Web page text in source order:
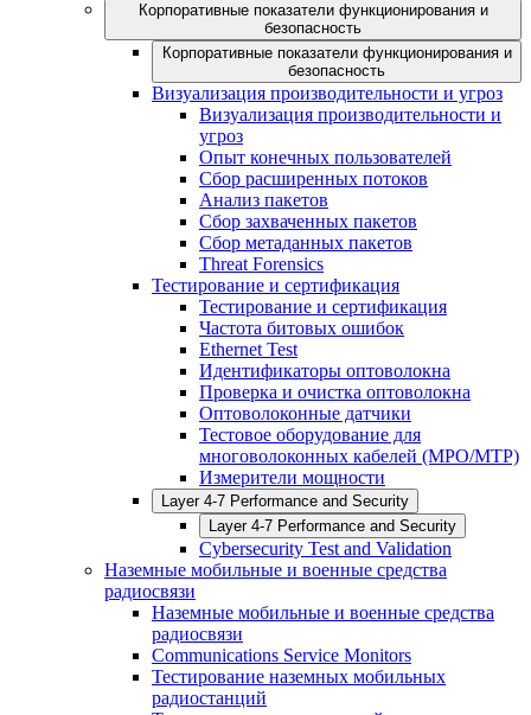
Корпоративные показатели функционирования и
безопасность
Корпоративные показатели функционирования и
безопасность
Визуализация производительности и угроз
Визуализация производительности и
угроз
Опыт конечных пользователей
Сбор расширенных потоков
Анализ пакетов
Сбор захваченных пакетов
Сбор метаданных пакетов
Threat Forensics
Тестирование и сертификация
Тестирование и сертификация
Частота битовых ошибок
Ethernet Test
Идентификаторы оптоволокна
Проверка и очистка оптоволокна
Оптоволоконные датчики
Тестовое оборудование для
многоволоконных кабелей (MPO/MTP)
Измерители мощности
Layer 4-7 Performance and Security
Layer 4-7 Performance and Security
Cybersecurity Test and Validation
Наземные мобильные и военные средства
радиосвязи
Наземные мобильные и военные средства
радиосвязи
Communications Service Monitors
Тестирование наземных мобильных
радиостанций